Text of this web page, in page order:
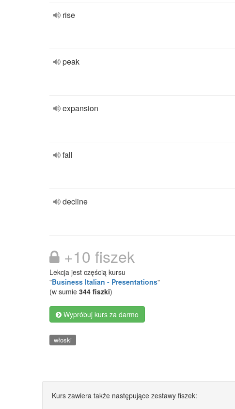
rise
peak
expansion
fall
decline
+10 fiszek
Lekcja jest częścią kursu
"Business Italian - Presentations"
(w sumie 344 fiszki)
Wypróbuj kurs za darmo
włoski
Kurs zawiera także następujące zestawy fiszek: